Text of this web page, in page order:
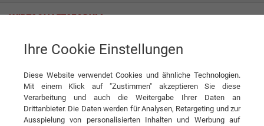
Hadley Profiltechnik GmbH
Ihre Cookie Einstellungen
Diese Website verwendet Cookies und ähnliche Technologien.
Mit einem Klick auf "Zustimmen" akzeptieren Sie diese
Verarbeitung und auch die Weitergabe Ihrer Daten an
Drittanbieter. Die Daten werden für Analysen, Retargeting und zur
Ausspielung von personalisierten Inhalten und Werbung auf